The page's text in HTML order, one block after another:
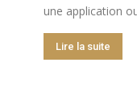
une application
Lire la suite